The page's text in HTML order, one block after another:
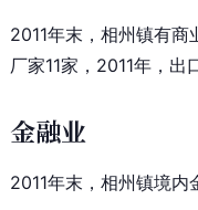
2011年末，相州镇有
厂家11家，2011年，
金融业
2011年末，相州镇境